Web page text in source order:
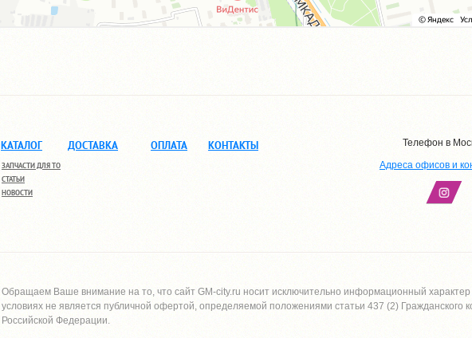
КАТАЛОГ
ЗАПЧАСТИ ДЛЯ ТО
СТАТЬИ
НОВОСТИ
ДОСТАВКА ОПЛАТА КОНТАКТЫ Телефон в
Адреса офисов и
Обращаем Ваше внимание на то, что сайт GM-city.ru носит исключительно информационный характер
условиях не является публичной офертой, определяемой положениями статьи 437 (2) Гражданского
Российской Федерации.